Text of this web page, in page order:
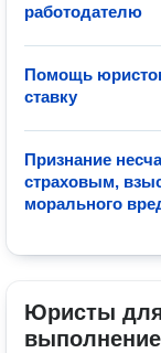
работодателю
Помощь
ставку
Признание
страховым,
морального
Юристы